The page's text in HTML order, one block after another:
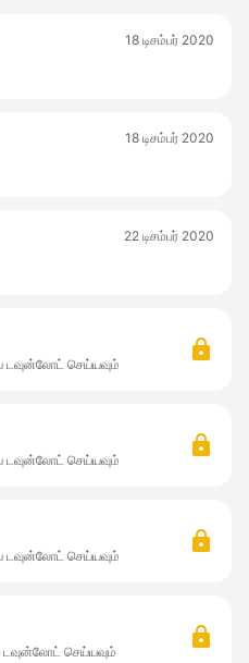
18 டிசம்பர் 2020
18 டிசம்பர் 2020
22 டிசம்பர் 2020
டவுன்லோட் செய்யவும்
டவுன்லோட் செய்யவும்
டவுன்லோட் செய்யவும்
செய்யவும்